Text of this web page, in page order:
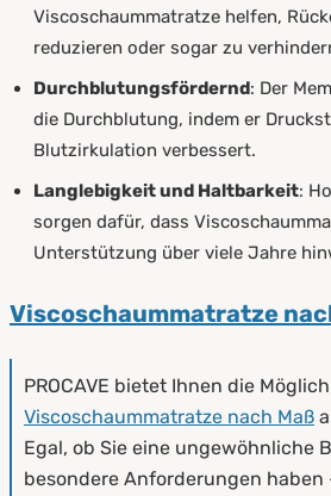
Viscoschaummatratze helfen,
reduzieren oder sogar zu
Durchblutungsfördernd: Der
die Durchblutung, indem er
Blutzirkulation verbessert.
Langlebigkeit und Haltbarkeit:
sorgen dafür, dass
Unterstützung über viele Jahre
Viscoschaummatratze
PROCAVE bietet Ihnen die
Viscoschaummatratze nach Maß
Egal, ob Sie eine ungewöhnliche
besondere Anforderungen